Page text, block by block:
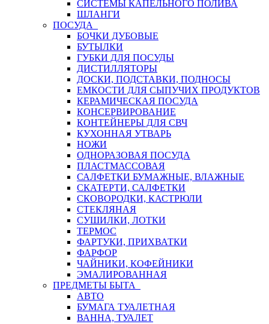
СИСТЕМЫ КАПЕЛЬНОГО ПОЛИВА
ШЛАНГИ
ПОСУДА
БОЧКИ ДУБОВЫЕ
БУТЫЛКИ
ГУБКИ ДЛЯ ПОСУДЫ
ДИСТИЛЛЯТОРЫ
ДОСКИ, ПОДСТАВКИ, ПОДНОСЫ
ЕМКОСТИ ДЛЯ СЫПУЧИХ ПРОДУКТОВ
КЕРАМИЧЕСКАЯ ПОСУДА
КОНСЕРВИРОВАНИЕ
КОНТЕЙНЕРЫ ДЛЯ СВЧ
КУХОННАЯ УТВАРЬ
НОЖИ
ОДНОРАЗОВАЯ ПОСУДА
ПЛАСТМАССОВАЯ
САЛФЕТКИ БУМАЖНЫЕ, ВЛАЖНЫЕ
СКАТЕРТИ, САЛФЕТКИ
СКОВОРОДКИ, КАСТРЮЛИ
СТЕКЛЯНАЯ
СУШИЛКИ, ЛОТКИ
ТЕРМОС
ФАРТУКИ, ПРИХВАТКИ
ФАРФОР
ЧАЙНИКИ, КОФЕЙНИКИ
ЭМАЛИРОВАННАЯ
ПРЕДМЕТЫ БЫТА
АВТО
БУМАГА ТУАЛЕТНАЯ
ВАННА, ТУАЛЕТ